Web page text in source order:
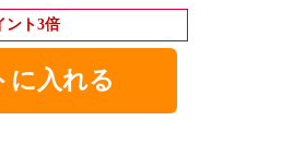
ント3倍
に入れる